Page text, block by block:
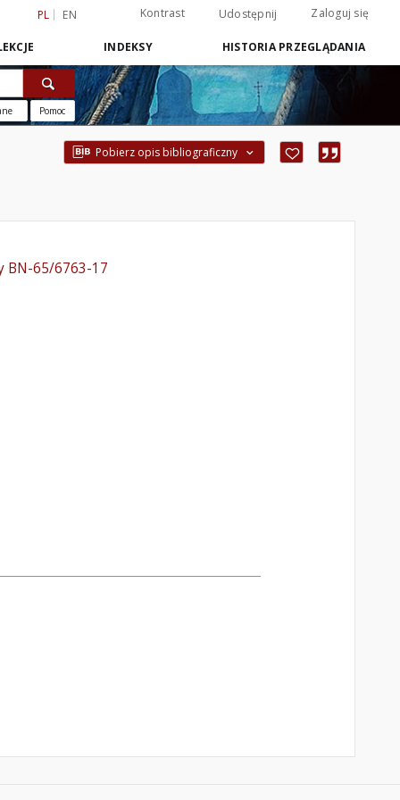
PL EN Kontrast Udostępnij Zaloguj się
INDEKSY HISTORIA PRZEGLĄDANIA
Pomoc
Pobierz opis bibliograficzny
BN-65/6763-17